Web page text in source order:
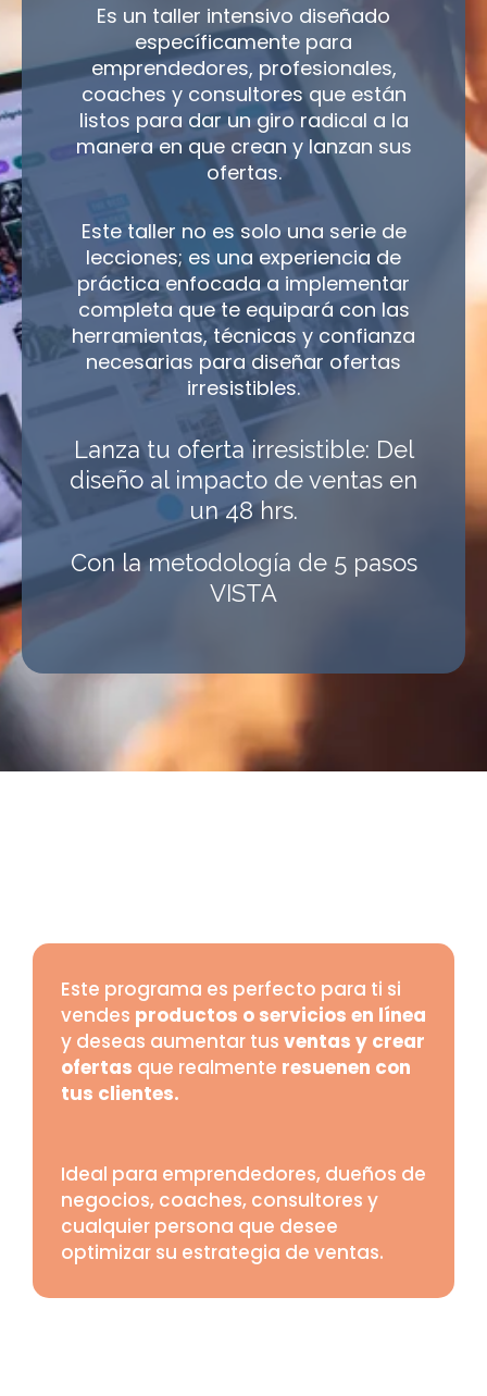
Es un taller intensivo diseñado
específicamente para
emprendedores, profesionales,
coaches y consultores que están
listos para dar un giro radical a la
manera en que crean y lanzan sus
ofertas.
Este taller no es solo una serie de
lecciones; es una experiencia de
práctica enfocada a implementar
completa que te equipará con las
herramientas, técnicas y confianza
necesarias para diseñar ofertas
irresistibles.
Lanza tu oferta irresistible: Del
diseño al impacto de ventas en
un 48 hrs.
Con la metodología de 5 pasos
VISTA
Este programa es perfecto para ti si
vendes productos o servicios en línea
y deseas aumentar tus ventas y crear
ofertas que realmente resuenen con
tus clientes.
Ideal para emprendedores, dueños de
negocios, coaches, consultores y
cualquier persona que desee
optimizar su estrategia de ventas.